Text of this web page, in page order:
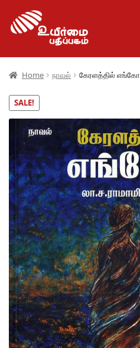
Home நாவல் கேரளத்தில் எங்கோ
SALE!